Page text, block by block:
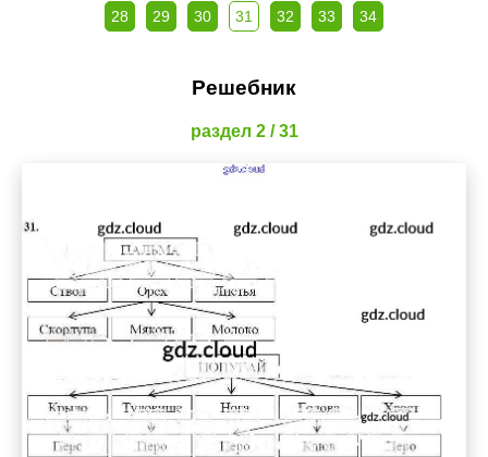
28 29 30 31 32 33 34
Решебник
раздел 2 / 31